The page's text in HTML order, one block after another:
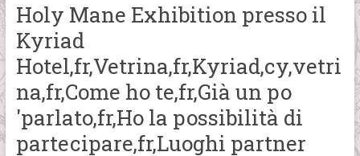
Holy Mane Exhibition presso il
Kyriad
Hotel,fr,Vetrina,fr,Kyriad,cy,vetri
na,fr,Come ho te,fr,Già un po
'parlato,fr,Ho la possibilità di
partecipare,fr,Luoghi partner